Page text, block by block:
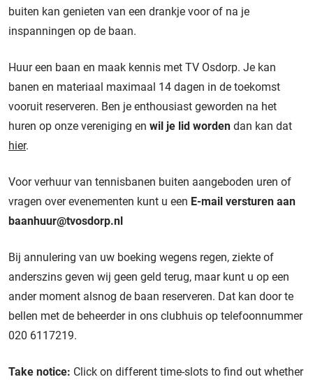
buiten kan genieten van een drankje voor of na je
inspanningen op de baan.
Huur een baan en maak kennis met TV Osdorp. Je kan
banen en materiaal maximaal 14 dagen in de toekomst
vooruit reserveren. Ben je enthousiast geworden na het
huren op onze vereniging en wil je lid worden dan kan dat
hier.
Voor verhuur van tennisbanen buiten aangeboden uren of
vragen over evenementen kunt u een E-mail versturen aan
baanhuur@tvosdorp.nl
Bij annulering van uw boeking wegens regen, ziekte of
anderszins geven wij geen geld terug, maar kunt u op een
ander moment alsnog de baan reserveren. Dat kan door te
bellen met de beheerder in ons clubhuis op telefoonnummer
020 6117219.
Take notice: Click on different time-slots to find out whether